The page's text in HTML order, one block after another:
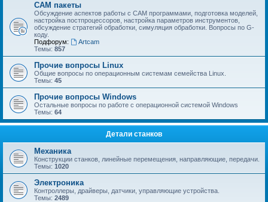
CAM пакеты
Обсуждение аспектов работы с CAМ программами, подготовка моделей,
настройка постпроцессоров, настройка параметров инструментов,
обсуждение стратегий обработки, симуляция обработки. Вопросы по G-
коду.
Подфорум:
Artcam
Темы: 857
Прочие вопросы Linux
Общие вопросы по операционным системам семейства Linux.
Темы: 45
Прочие вопросы Windows
Остальные вопросы по работе с операционной системой Windows
Темы: 64
Детали станков
Механика
Конструкции станков, линейные перемещения, направляющие, передачи.
Темы: 1020
Электроника
Контроллеры, драйверы, датчики, управляющие устройства.
Темы: 2489